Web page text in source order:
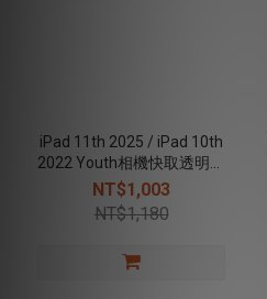
iPad 11th 2025 / iPad 10th
2022 Youth相機快取透明防
摔殼(筆槽)-曜黑
NT$1,003
NT$1,180